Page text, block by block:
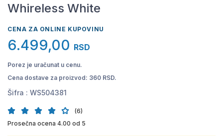
Whireless White
CENA ZA ONLINE KUPOVINU
6.499,00 RSD
Porez je uračunat u cenu.
Cena dostave za proizvod: 360 RSD.
Šifra : WS504381
(6)
Prosečna ocena 4.00 od 5